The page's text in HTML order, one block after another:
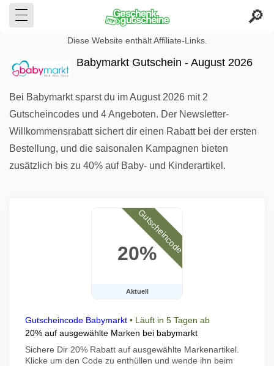
Diese Website enthält Affiliate-Links.
Babymarkt Gutschein - August 2026
Bei Babymarkt sparst du im August 2026 mit 2
Gutscheincodes und 4 Angeboten. Der Newsletter-
Willkommensrabatt sichert dir einen Rabatt bei der ersten
Bestellung, und die saisonalen Kampagnen bieten
zusätzlich bis zu 40% auf Baby- und Kinderartikel.
20%
Aktuell
Gutscheincode
Gutscheincode Babymarkt • Läuft in 5 Tagen ab
20% auf ausgewählte Marken bei babymarkt
Sichere Dir 20% Rabatt auf ausgewählte Markenartikel.
Klicke um den Code zu enthüllen und wende ihn beim